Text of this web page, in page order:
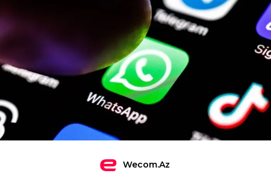
Wecom.az